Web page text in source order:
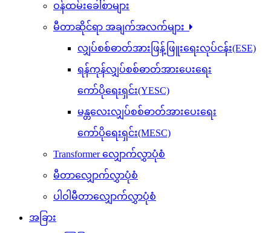
ဝန်ထမ်းခေါ်စာများ
မီတာဆိုင်ရာ အချက်အလက်များ
လျှပ်စစ်ဓာတ်အားဖြန့်ဖြူးရေးလုပ်ငန်း(ESE)
ရန်ကုန်လျှပ်စစ်ဓာတ်အားပေးရေး
ကော်ပိုရေးရှင်း(YESC)
မန္တလေးလျှပ်စစ်ဓာတ်အားပေးရေး
ကော်ပိုရေးရှင်း(MESC)
Transformer လျှောက်လွှာပုံစံ
မီတာလျှောက်လွှာပုံစံ
ပါဝါမီတာလျှောက်လွှာပုံစံ
အခြား